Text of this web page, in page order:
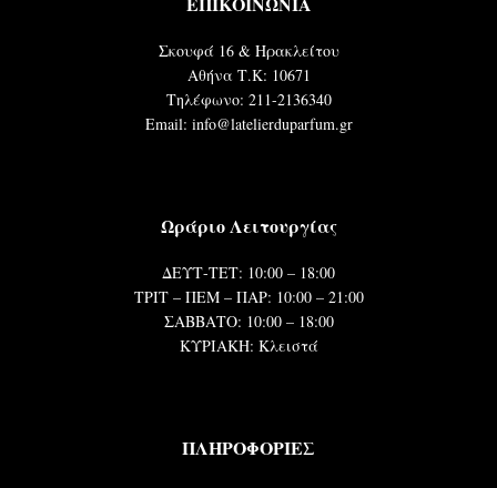
Σκουφά 16 & Ηρακλείτου
Αθήνα Τ.Κ: 10671
Τηλέφωνο: 211-2136340
Email: info@latelierduparfum.gr
Ωράριο Λειτουργίας
ΔΕΥΤ-ΤΕΤ: 10:00 – 18:00
ΤΡΙΤ – ΠΕΜ – ΠΑΡ: 10:00 – 21:00
ΣΑΒΒΑΤΟ: 10:00 – 18:00
ΚΥΡΙΑΚΗ: Κλειστά
ΠΛΗΡΟΦΟΡΙΕΣ